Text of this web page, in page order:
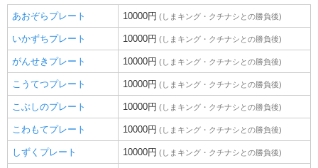
あおぞらプレート 10000円 (しまキング・クチナシとの勝負後)
いかずちプレート 10000円 (しまキング・クチナシとの勝負後)
がんせきプレート 10000円 (しまキング・クチナシとの勝負後)
こうてつプレート 10000円 (しまキング・クチナシとの勝負後)
こぶしのプレート 10000円 (しまキング・クチナシとの勝負後)
こわもてプレート 10000円 (しまキング・クチナシとの勝負後)
しずくプレート 10000円 (しまキング・クチナシとの勝負後)